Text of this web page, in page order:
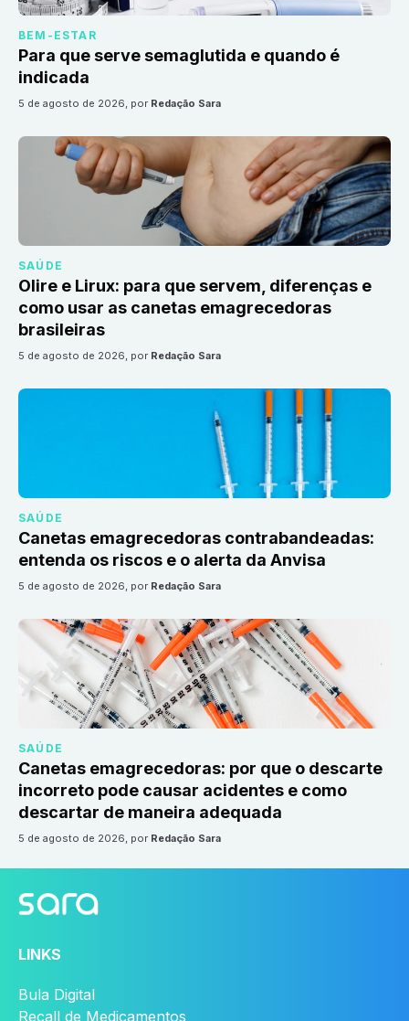
BEM-ESTAR
Para que serve semaglutida e quando é
indicada
5 de agosto de 2026, por Redação Sara
SAÚDE
Olire e Lirux: para que servem, diferenças e
como usar as canetas emagrecedoras
brasileiras
5 de agosto de 2026, por Redação Sara
SAÚDE
Canetas emagrecedoras contrabandeadas:
entenda os riscos e o alerta da Anvisa
5 de agosto de 2026, por Redação Sara
SAÚDE
Canetas emagrecedoras: por que o descarte
incorreto pode causar acidentes e como
descartar de maneira adequada
5 de agosto de 2026, por Redação Sara
LINKS
Bula Digital
Recall de Medicamentos